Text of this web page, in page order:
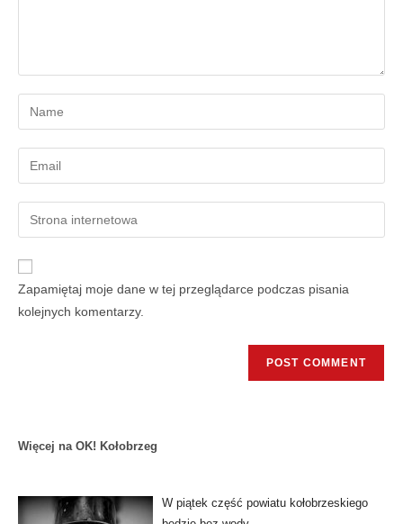
Zapamiętaj moje dane w tej przeglądarce podczas pisania
kolejnych komentarzy.
Więcej na OK! Kołobrzeg
W piątek część powiatu kołobrzeskiego